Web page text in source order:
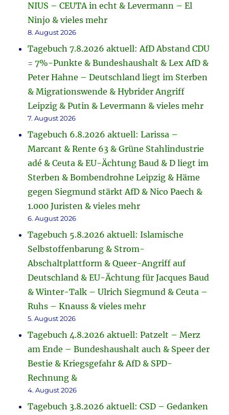
NIUS – CEUTA in echt & Levermann – El
Ninjo & vieles mehr
8. August 2026
Tagebuch 7.8.2026 aktuell: AfD Abstand CDU
= 7%-Punkte & Bundeshaushalt & Lex AfD &
Peter Hahne – Deutschland liegt im Sterben
& Migrationswende & Hybrider Angriff
Leipzig & Putin & Levermann & vieles mehr
7. August 2026
Tagebuch 6.8.2026 aktuell: Larissa –
Marcant & Rente 63 & Grüne Stahlindustrie
adé & Ceuta & EU-Ächtung Baud & D liegt im
Sterben & Bombendrohne Leipzig & Häme
gegen Siegmund stärkt AfD & Nico Paech &
1.000 Juristen & vieles mehr
6. August 2026
Tagebuch 5.8.2026 aktuell: Islamische
Selbstoffenbarung & Strom-
Abschaltplattform & Queer-Angriff auf
Deutschland & EU-Ächtung für Jacques Baud
& Winter-Talk – Ulrich Siegmund & Ceuta –
Ruhs – Knauss & vieles mehr
5. August 2026
Tagebuch 4.8.2026 aktuell: Patzelt – Merz
am Ende – Bundeshaushalt auch & Speer der
Bestie & Kriegsgefahr & AfD & SPD-
Rechnung &
4. August 2026
Tagebuch 3.8.2026 aktuell: CSD – Gedanken